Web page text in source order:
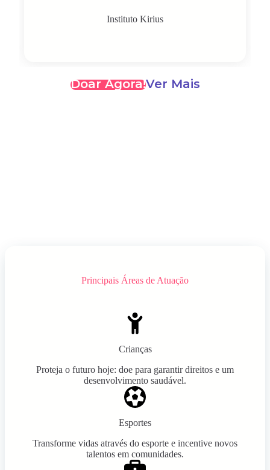
Instituto Kirius
Doar Agora!Ver Mais
Principais Áreas de Atuação
Crianças
Proteja o futuro hoje: doe para garantir direitos e um
desenvolvimento saudável.
Esportes
Transforme vidas através do esporte e incentive novos
talentos em comunidades.